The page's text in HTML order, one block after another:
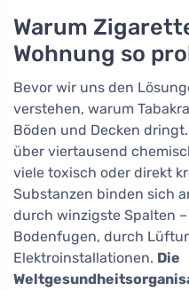
Warum
Wohnung so
Bevor wir uns den
verstehen, warum
Böden und Decken
über viertausend
viele toxisch oder direkt
Substanzen binden sich
durch winzigste Spalten
Bodenfugen, durch
Elektroinstallationen. Die